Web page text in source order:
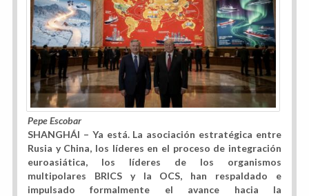
Pepe Escobar
SHANGHÁI – Ya está. La asociación estratégica entre
Rusia y China, los líderes en el proceso de integración
euroasiática, los líderes de los organismos
multipolares BRICS y la OCS, han respaldado e
impulsado formalmente el avance hacia la